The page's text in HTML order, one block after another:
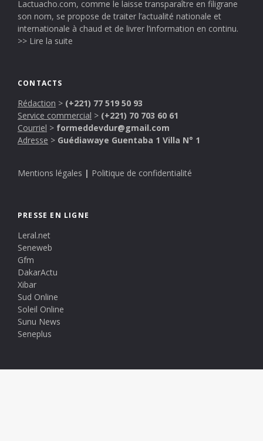
Lactuacho.com, comme le laisse transparaître en filigrane
son nom, se propose de traiter l’actualité nationale et
internationale à chaud et de livrer l’information en continu.
>> Lire la suite
CONTACTS
Rédaction > (+221) 77 519 50 93
Service commercial > (+221) 70 703 60 61
Courriel > formeddevdur@gmail.com
Adresse > Guédiawaye Guentaba 1 Villa N° 1
Mentions légales | Politique de confidentialité
PRESSE EN LIGNE
Leral.net
Seneweb
Gfm
DakarActu
Xibar
Sud Online
Soleil Online
Sunu News
Seneplus